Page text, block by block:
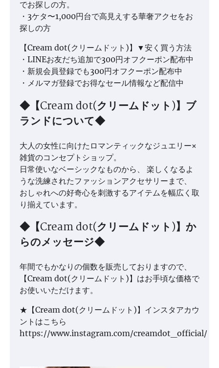
でお探しの方。
・3ケタ〜1,000円台で高見えする華奢アクセをお
探しの方
【Cream dot(クリームドット)】▼安く買う方法
・LINEお友だち追加で300円オフクーポン配布中
・新規会員登録でも300円オフクーポン配布中
・メルマガ登録でお得なセール情報など配信中
◆【Cream dot(クリームドット)】ブ
ランドについて◆
大人の女性に向けたロマンティックなジュエリー×
雑貨のコンセプトショップ。
日常使いなベーシックなものから、 楽しくなるよ
うな洗練されたファッションアクセサリーまで、
おしゃれへの好奇心を刺激するアイテムを幅広く取
り揃えています。
◆【Cream dot(クリームドット)】か
らのメッセージ◆
年間でもかなりの個数を販売しておりますので、
【Cream dot(クリームドット)】はお手頃な価格で
お使いいただけます。
★【Cream dot(クリームドット)】インスタアカウ
ントはこちら
https://www.instagram.com/creamdot_official/